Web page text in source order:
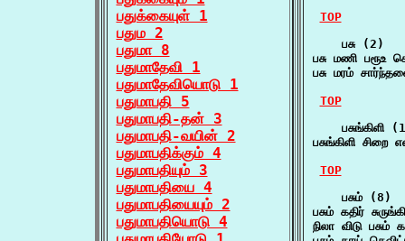
பதுக்கையுள் 1
பதும 2
பதுமா 8
பதுமாதேவி 1
பதுமாதேவியொடு 1
பதுமாபதி 5
பதுமாபதி-தன் 3
பதுமாபதி-வயின் 2
பதுமாபதிக்கும் 4
பதுமாபதியும் 3
பதுமாபதியை 4
பதுமாபதியையும் 2
பதுமாபதியொடு 4
TOP
    பசு (2)
பசு மணி
பசு மரம்
TOP
பசுங்கிளி
பசுங்கிளி
TOP
    பசும் (8)
பசும் கதிர்
நிலா விடு